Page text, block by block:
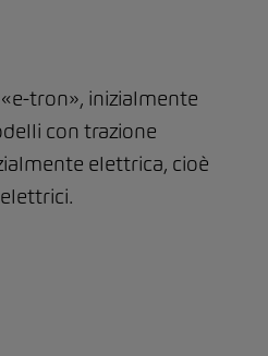
tron», inizialmente
con trazione
elettrica, cioè